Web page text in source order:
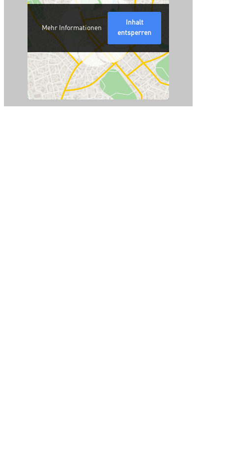
Mehr Informationen
Inhalt
entsperren